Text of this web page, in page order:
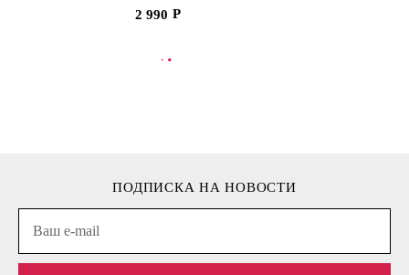
2 990
В КОРЗИНУ
ПОДПИСКА НА НОВОСТИ